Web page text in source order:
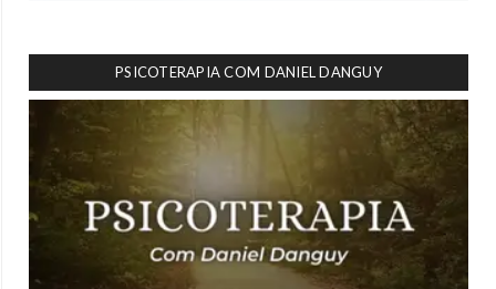
PSICOTERAPIA COM DANIEL DANGUY